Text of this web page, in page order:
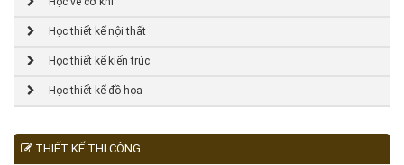
Học thiết kế nội thất
Học thiết kế kiến trúc
Học thiết kế đồ họa
THIẾT KẾ THI CÔNG